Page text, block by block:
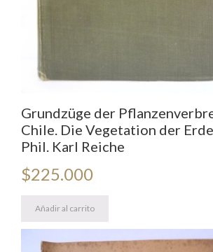
Grundzüge der
Chile. Die Vegetation der
Phil. Karl Reiche
$225.000
Añadir al carrito